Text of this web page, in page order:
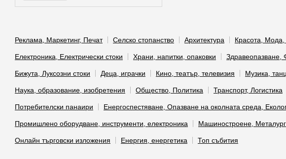
Реклама, Маркетинг, Печат Селско стопанство Архитектура Красота, Мода,
Електроника, Електрически стоки Храни, напитки, опаковки Здравеопазване,
Бижута, Луксозни стоки Деца, играчки Кино, театър, телевизия Музика,
Наука, образование, изобретения Общество, Политика Транспорт, Логистика
Потребителски панаири Енергоспестяване, Опазване на околната среда,
Промишлено оборудване, инструменти, електроника Машиностроене,
Онлайн търговски изложения Енергия, енергетика Топ събития